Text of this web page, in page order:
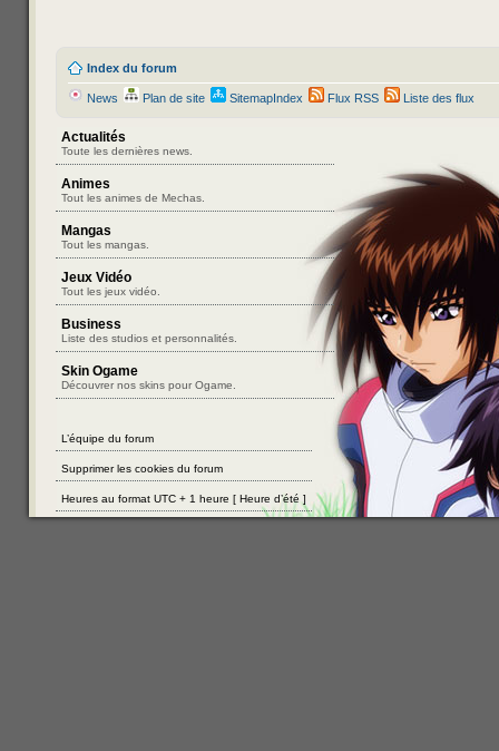
Index du forum
News Plan de site SitemapIndex Flux RSS Liste des flux
Actualités
Toute les dernières news.
Animes
Tout les animes de Mechas.
Mangas
Tout les mangas.
Jeux Vidéo
Tout les jeux vidéo.
Business
Liste des studios et personnalités.
Skin Ogame
Découvrer nos skins pour Ogame.
L’équipe du forum
Supprimer les cookies du forum
Heures au format UTC + 1 heure [ Heure d’été ]